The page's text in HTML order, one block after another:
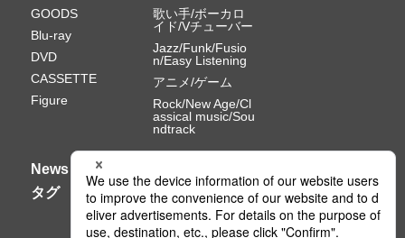
GOODS
Blu-ray
DVD
CASSETTE
Figure
歌い手/ボーカロ
イド/Vチューバー
Jazz/Funk/Fusio
n/Easy Listening
アニメ/ゲーム
Rock/New Age/Cl
assical music/Sou
ndtrack
News
タグ